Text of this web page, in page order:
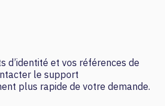
d’identité et vos références de
le support
plus rapide de votre demande.